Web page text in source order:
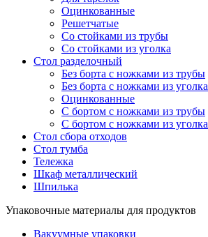
Оцинкованные
Решетчатые
Со стойками из трубы
Со стойками из уголка
Стол разделочный
Без борта с ножками из трубы
Без борта с ножками из уголка
Оцинкованные
С бортом с ножками из трубы
С бортом с ножками из уголка
Стол сбора отходов
Стол тумба
Тележка
Шкаф металлический
Шпилька
Упаковочные материалы для продуктов
Вакуумные упаковки